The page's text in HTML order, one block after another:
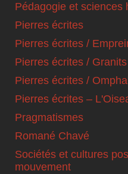
Pédagogie et sciences
Pierres écrites
Pierres écrites /
Pierres écrites / Granits
Pierres écrites /
Pierres écrites –
Pragmatismes
Romané Chavé
Sociétés et cultures
mouvement